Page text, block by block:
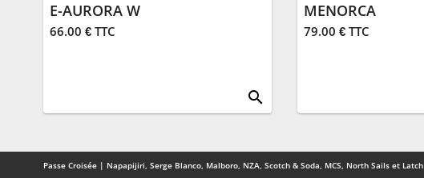
E-AURORA W
66.00 € TTC
search
MENORCA
79.00 € TTC
Passe Croisée | Napapijiri, Serge Blanco, Malboro, NZA, Scotch & Soda, MCS, North Sails et Latch